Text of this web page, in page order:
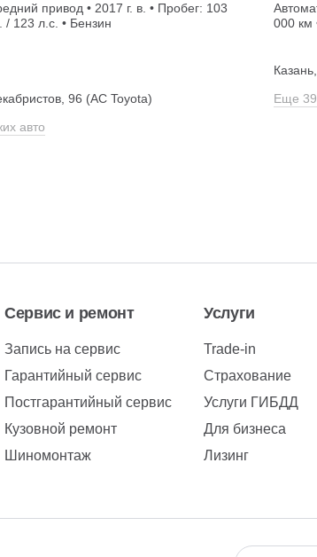
привод • 2017 г. в. • Пробег: 103
/ 123 л.с. • Бензин
96 (АС Toyota)
авто
000 км
Еще 39
Сервис и ремонт
Запись на сервис
Гарантийный сервис
Постгарантийный сервис
Кузовной ремонт
Шиномонтаж
Услуги
Trade-in
Страхование
Услуги ГИБДД
Для бизнеса
Лизинг